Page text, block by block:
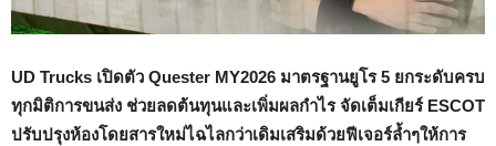
UD Trucks เปิดตัว Quester MY2026 มาตรฐานยูโร 5 ยกระดับครบ
ทุกมิติการขนส่ง ช่วยลดต้นทุนและเพิ่มผลกำไร จัดเต็มเกียร์ ESCOT
ปรับปรุงห้องโดยสารใหม่ไฉไลกว่าเดิมเสริมด้วยฟีเจอร์ล้ำๆให้การ